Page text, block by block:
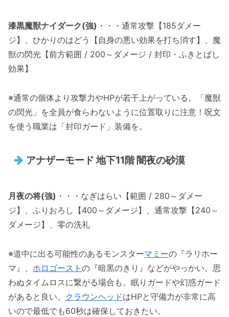
漆黒魔獣ナイダーク(強) ・・・通常攻撃【185ダメー
ジ】、ひかりのはどう【自身の悪い効果を打ち消す】、魔
獣の閃光【前方範囲 / 200～ダメージ / 封印・ふきとばし
効果】
※通常の個体より攻撃力やHPが若干上がっている。「魔獣
の閃光」を全員が食らわないように位置取りに注意！呪文
を使う職業は「封印ガード」装備を。
アナザーモード 地下11階 闇夜の砂漠
月夜の将(強) ・・・なぎはらい【範囲 / 280～ダメー
ジ】、ふりおろし【400～ダメージ】、通常攻撃【240～
ダメージ】、零の洗礼
※道中に出る可能性のあるモンスターマミーの『ラリホー
マ』、 ホロゴースト の『暗黒のきり』などがやっかい。思
わぬタイムロスに繋がる場合も。眠りガードや幻惑ガード
があると良い。 クラウンヘッドはHPと守備力が非常に高
いので最低でも60秒は確保しておきたい。